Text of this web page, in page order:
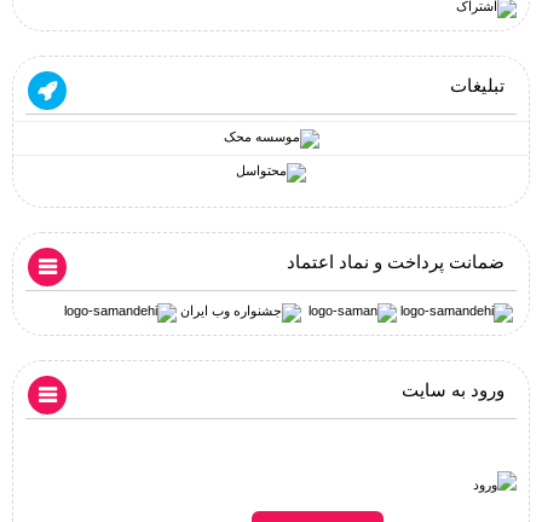
تبلیغات
ضمانت پرداخت و نماد اعتماد
ورود به سایت